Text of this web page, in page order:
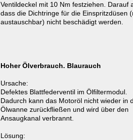
Ventildeckel mit 10 Nm festziehen. Darauf
dass die Dichtringe für die Einspritzdüsen
austauschbar) nicht beschädigt werden.
Hoher Ölverbrauch. Blaurauch
Ursache:
Defektes Blattfederventil im Ölfiltermodul.
Dadurch kann das Motoröl nicht wieder in
Ölwanne zurückfließen und wird über den
Ansaugkanal verbrannt.
Lösung: